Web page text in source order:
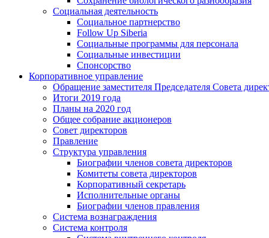
Социальная деятельность
Социальное партнерство
Follow Up Siberia
Социальные программы для персонала
Социальные инвестиции
Спонсорство
Корпоративное управление
Обращение заместителя Председателя Совета
Итоги 2019 года
Планы на 2020 год
Общее собрание акционеров
Совет директоров
Правление
Структура управления
Биографии членов совета директоров
Комитеты совета директоров
Корпоративный секретарь
Исполнительные органы
Биографии членов правления
Система вознаграждения
Система контроля